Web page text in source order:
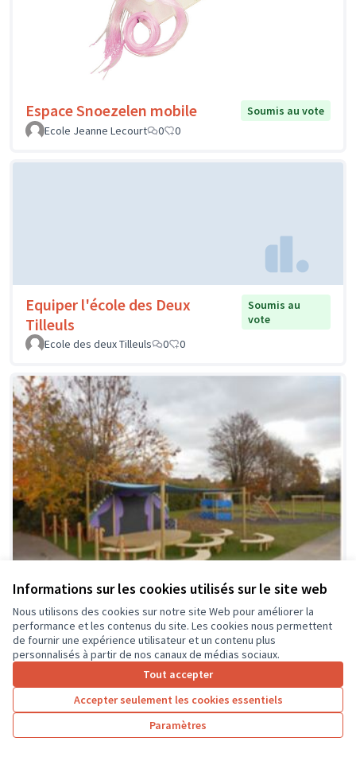
Informations sur les cookies utilisés sur le site web
Nous utilisons des cookies sur notre site Web pour améliorer la
performance et les contenus du site. Les cookies nous permettent
de fournir une expérience utilisateur et un contenu plus
personnalisés à partir de nos canaux de médias sociaux.
Tout accepter
Accepter seulement les cookies essentiels
Paramètres
Espace Snoezelen mobile
Soumis au vote
Ecole Jeanne Lecourt
0 0
Equiper l'école des Deux
Tilleuls
Soumis au
vote
Ecole des deux Tilleuls
0 0
La classe en dehors des murs
Soumis au vote
0 0